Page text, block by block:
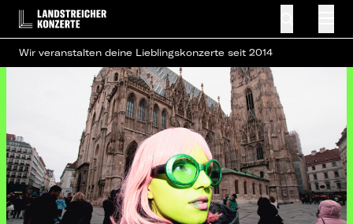
Wir veranstalten deine Lieblingskonzerte seit 2014